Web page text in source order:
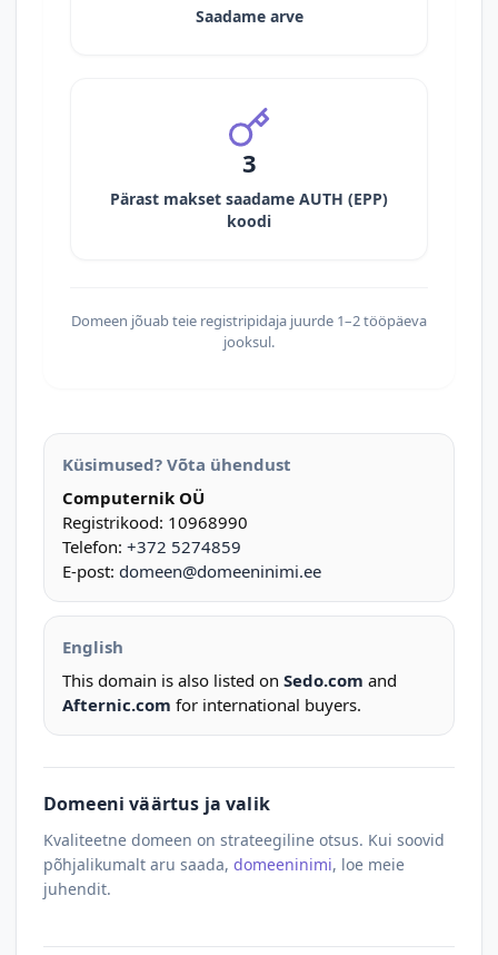
Saadame arve
3
Pärast makset saadame AUTH (EPP)
koodi
Domeen jõuab teie registripidaja juurde 1–2 tööpäeva
jooksul.
Küsimused? Võta ühendust
Computernik OÜ
Registrikood: 10968990
Telefon: +372 5274859
E-post: domeen@domeeninimi.ee
English
This domain is also listed on Sedo.com and
Afternic.com for international buyers.
Domeeni väärtus ja valik
Kvaliteetne domeen on strateegiline otsus. Kui soovid
põhjalikumalt aru saada, domeeninimi, loe meie
juhendit.